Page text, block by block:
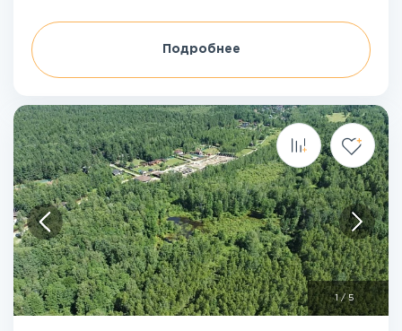
Подробнее
1/5